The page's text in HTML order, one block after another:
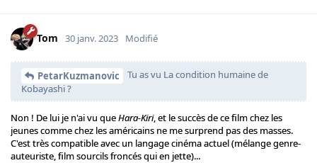
Tom 30 janv. 2023 Modifié
PetarKuzmanovic
Tu as vu La condition humaine de
Kobayashi ?
Non ! De lui je n'ai vu queHara-Kiri, et le succès de ce film chez les
jeunes comme chez les américains ne me surprend pas des masses.
C'est très compatible avec un langage cinéma actuel (mélange genre-
auteuriste, film sourcils froncés qui en jette)...